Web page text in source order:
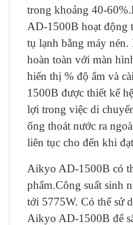
trong khoảng 40-60%.
AD-1500B hoạt động
tụ lạnh bằng máy
hoàn toàn với màn
hiển thị % độ ẩm và
1500B được thiết kế
lợi trong việc di
ống thoát nước ra
liên tục cho đến khi
Aikyo AD-1500B có
phẩm.Công suất sinh
tới 5775W. Có thể sử
Aikyo AD-1500B để